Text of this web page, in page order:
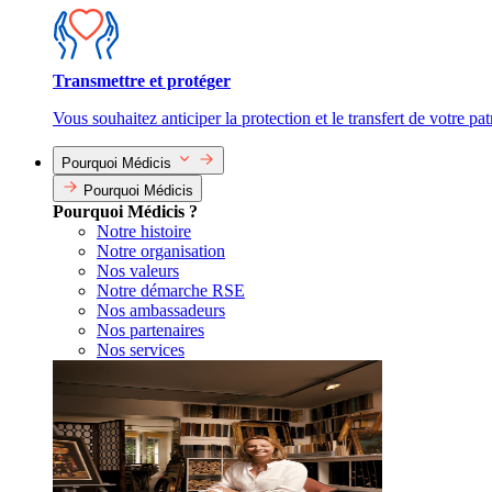
Transmettre et protéger
Vous souhaitez anticiper la protection et le transfert de votre
Pourquoi Médicis
Pourquoi Médicis
Pourquoi Médicis ?
Notre histoire
Notre organisation
Nos valeurs
Notre démarche RSE
Nos ambassadeurs
Nos partenaires
Nos services